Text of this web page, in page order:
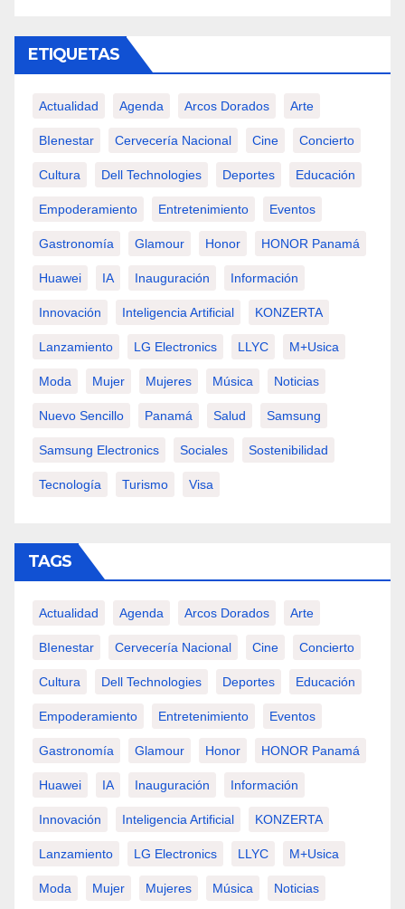
ETIQUETAS
Actualidad Agenda Arcos Dorados Arte
BIenestar Cervecería Nacional Cine Concierto
Cultura Dell Technologies Deportes Educación
Empoderamiento Entretenimiento Eventos
Gastronomía Glamour Honor HONOR Panamá
Huawei IA Inauguración Información
Innovación Inteligencia Artificial KONZERTA
Lanzamiento LG Electronics LLYC M+usica
Moda Mujer Mujeres Música Noticias
Nuevo Sencillo Panamá Salud Samsung
Samsung Electronics Sociales Sostenibilidad
Tecnología Turismo Visa
TAGS
Actualidad Agenda Arcos Dorados Arte
BIenestar Cervecería Nacional Cine Concierto
Cultura Dell Technologies Deportes Educación
Empoderamiento Entretenimiento Eventos
Gastronomía Glamour Honor HONOR Panamá
Huawei IA Inauguración Información
Innovación Inteligencia Artificial KONZERTA
Lanzamiento LG Electronics LLYC M+usica
Moda Mujer Mujeres Música Noticias